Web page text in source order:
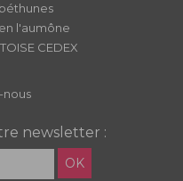
l'aumône
CEDEX
newsletter :
OK